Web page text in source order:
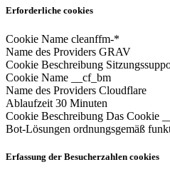
Erforderliche cookies
Cookie Name cleanffm-*
Name des Providers GRAV
Cookie Beschreibung
Cookie Name
__cf_bm
Name des Providers Cloudflare
Ablaufzeit 30 Minuten
Cookie Beschreibung Das Cookie
Bot-Lösungen ordnungsgemäß
Erfassung der Besucherzahlen cookies